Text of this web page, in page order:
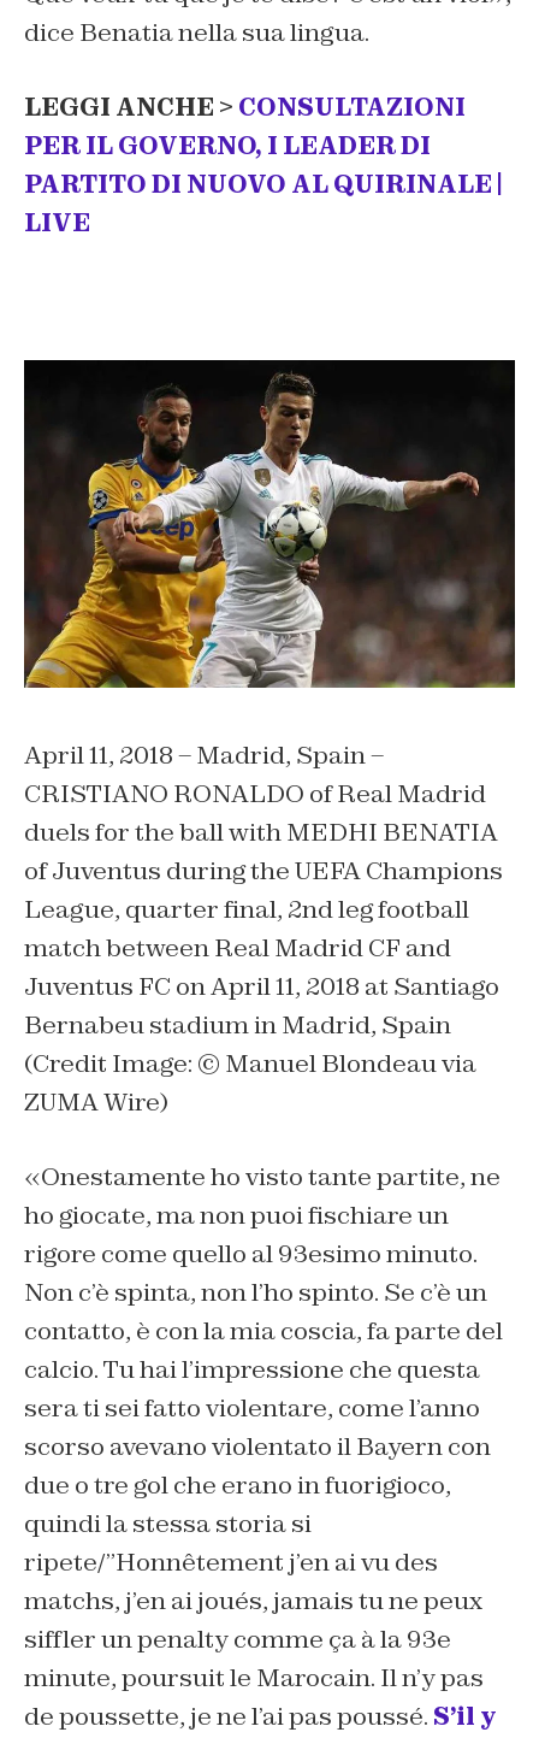
dice Benatia nella sua lingua.
LEGGI ANCHE > CONSULTAZIONI
PER IL GOVERNO, I LEADER DI
PARTITO DI NUOVO AL QUIRINALE |
LIVE
April 11, 2018 – Madrid, Spain –
CRISTIANO RONALDO of Real Madrid
duels for the ball with MEDHI BENATIA
of Juventus during the UEFA Champions
League, quarter final, 2nd leg football
match between Real Madrid CF and
Juventus FC on April 11, 2018 at Santiago
Bernabeu stadium in Madrid, Spain
(Credit Image: © Manuel Blondeau via
ZUMA Wire)
«Onestamente ho visto tante partite, ne
ho giocate, ma non puoi fischiare un
rigore come quello al 93esimo minuto.
Non c’è spinta, non l’ho spinto. Se c’è un
contatto, è con la mia coscia, fa parte del
calcio. Tu hai l’impressione che questa
sera ti sei fatto violentare, come l’anno
scorso avevano violentato il Bayern con
due o tre gol che erano in fuorigioco,
quindi la stessa storia si
ripete/”Honnêtement j’en ai vu des
matchs, j’en ai joués, jamais tu ne peux
siffler un penalty comme ça à la 93e
minute, poursuit le Marocain. Il n’y pas
de poussette, je ne l’ai pas poussé. S’il y